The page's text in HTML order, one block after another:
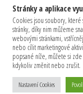
Stránky a aplikace
Cookies jsou soubory,
stránky, díky nim můžeme
webovými stránkami,
nebo cílit marketingové
popsané níže, můžete si
kdykoliv změnit nebo zrušit.
Nastavení Cookies